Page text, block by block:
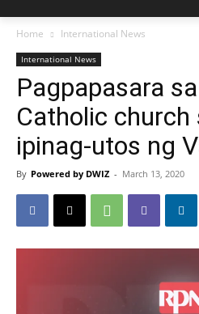
Home International News
International News
Pagpapasara
Catholic church
ipinag-utos ng
By Powered by DWIZ - March 13, 2020